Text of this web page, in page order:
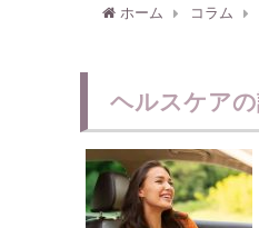
ホーム コラム
ヘルスケア